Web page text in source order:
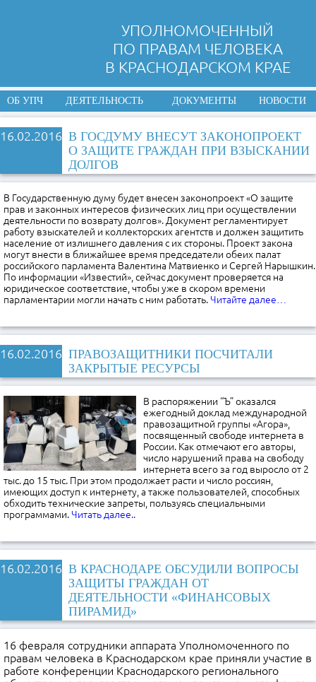
УПОЛНОМОЧЕННЫЙ
ПО ПРАВАМ ЧЕЛОВЕКА
В КРАСНОДАРСКОМ КРАЕ
ОБ УПЧ ДЕЯТЕЛЬНОСТЬ ДОКУМЕНТЫ НОВОСТИ
16.02.2016 В ГОСДУМУ ВНЕСУТ ЗАКОНОПРОЕКТ
О ЗАЩИТЕ ГРАЖДАН ПРИ ВЗЫСКАНИИ
ДОЛГОВ
В Государственную думу будет внесен законопроект «О защите
прав и законных интересов физических лиц при осуществлении
деятельности по возврату долгов». Документ регламентирует
работу взыскателей и коллекторских агентств и должен защитить
население от излишнего давления с их стороны. Проект закона
могут внести в ближайшее время председатели обеих палат
российского парламента Валентина Матвиенко и Сергей Нарышкин.
По информации «Известий», сейчас документ проверяется на
юридическое соответствие, чтобы уже в скором времени
парламентарии могли начать с ним работать. Читайте далее…
16.02.2016 ПРАВОЗАЩИТНИКИ ПОСЧИТАЛИ
ЗАКРЫТЫЕ РЕСУРСЫ
В распоряжении “Ъ” оказался
ежегодный доклад международной
правозащитной группы «Агора»,
посвященный свободе интернета в
России. Как отмечают его авторы,
число нарушений права на свободу
интернета всего за год выросло от 2
тыс. до 15 тыс. При этом продолжает расти и число россиян,
имеющих доступ к интернету, а также пользователей, способных
обходить технические запреты, пользуясь специальными
программами. Читать далее..
16.02.2016 В КРАСНОДАРЕ ОБСУДИЛИ ВОПРОСЫ
ЗАЩИТЫ ГРАЖДАН ОТ
ДЕЯТЕЛЬНОСТИ «ФИНАНСОВЫХ
ПИРАМИД»
16 февраля сотрудники аппарата Уполномоченного по
правам человека в Краснодарском крае приняли участие в
работе конференции Краснодарского регионального